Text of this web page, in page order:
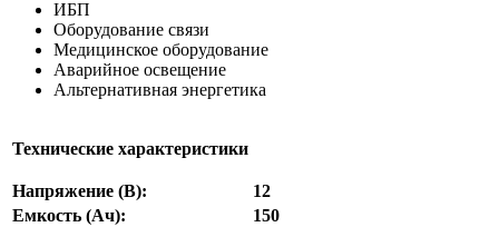
ИБП
Оборудование связи
Медицинское оборудование
Аварийное освещение
Альтернативная энергетика
Технические характеристики
Напряжение (В):
12
Емкость (Ач):
150